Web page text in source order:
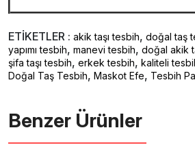
ETİKETLER : akik taşı tesbih, doğal taş
yapımı tesbih, manevi tesbih, doğal akik
şifa taşı tesbih, erkek tesbih, kaliteli
Doğal Taş Tesbih, Maskot Efe, Tesbih
Benzer Ürünler ️